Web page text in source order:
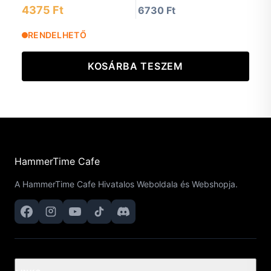
4375 Ft 6730 Ft
RENDELHETŐ
KOSÁRBA TESZEM
HammerTime Cafe
A HammerTime Cafe Hivatalos Weboldala és Webshopja.